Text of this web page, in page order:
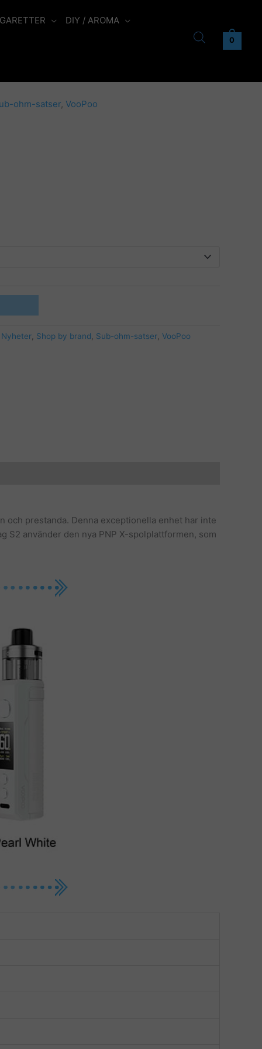
DIY / AROMA
0
ohm-satser, VooPoo
Nyheter, Shop by brand, Sub-ohm-satser, VooPoo
och prestanda. Denna exceptionella enhet har inte
S2 använder den nya PNP X-spolplattformen, som